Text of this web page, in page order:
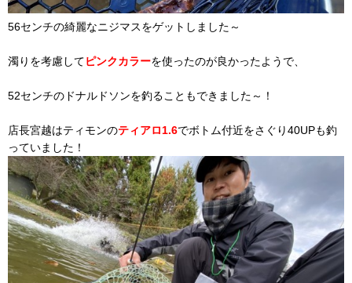
56センチの綺麗なニジマスをゲットしました～
濁りを考慮してピンクカラーを使ったのが良かったようで、
52センチのドナルドソンを釣ることもできました～！
店長宮越はティモンのティアロ1.6でボトム付近をさぐり40UPも釣
っていました！